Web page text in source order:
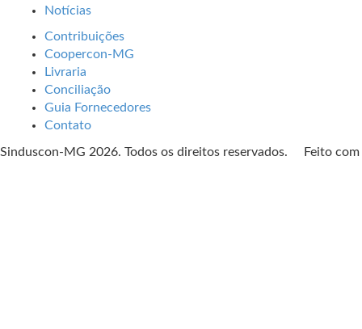
Notícias
Contribuições
Coopercon-MG
Livraria
Conciliação
Guia Fornecedores
Contato
Sinduscon-MG 2026. Todos os direitos reservados. Feito com